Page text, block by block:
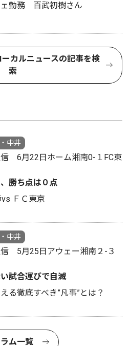
ェ勤務 百武初樹さん
カルニュースの記事を検
索
中井
6月22日ホーム湘南0-１FC東
勝ち点は０点
ＦＣ東京
中井
5月25日アウェー湘南２-３
試合運びで自滅
る徹底すべき”凡事”とは？
ム一覧